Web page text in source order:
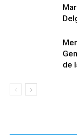
de